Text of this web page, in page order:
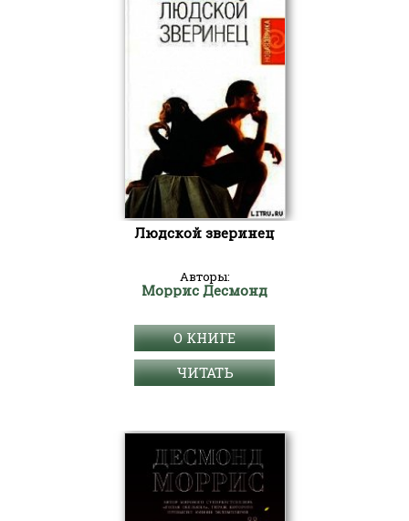
Людской зверинец
Авторы:
Моррис Десмонд
О КНИГЕ
ЧИТАТЬ